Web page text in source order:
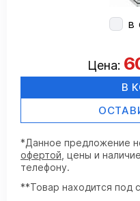
в
Цена:
В
*Данное предложение
офертой , цены и
телефону.
**Товар находится под